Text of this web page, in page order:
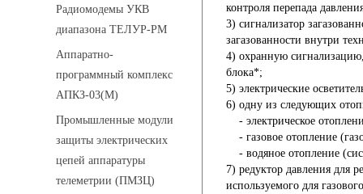
Радиомодемы УКВ
диапазона ТЕЛУР-РМ
Аппаратно-
программный комплекс
АПКЗ-03(М)
Промышленные модули
защиты электрических
цепей аппаратуры
телеметрии (ПМЗЦ)
контроля перепада
3) сигнализатор
загазованности внутри
4) охранную
блока*;
5) электрические
6) одну из следующих
- электрическое
- газовое отопление
- водяное отопление
7) редуктор давления для
используемого для